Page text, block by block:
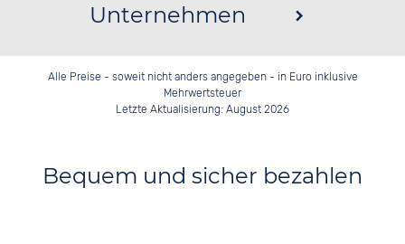
Unternehmen
Alle Preise - soweit nicht anders angegeben - in Euro inklusive
Mehrwertsteuer
Letzte Aktualisierung: August 2026
Bequem und sicher bezahlen